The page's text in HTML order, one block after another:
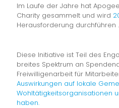
Im Laufe der Jahre hat
Charity gesammelt und wird
Herausforderung durchführen .
Diese Initiative ist Teil des
breites Spektrum an
Freiwilligenarbeit für
Auswirkungen auf lokale
Wohltätigkeitsorganisationen
haben.